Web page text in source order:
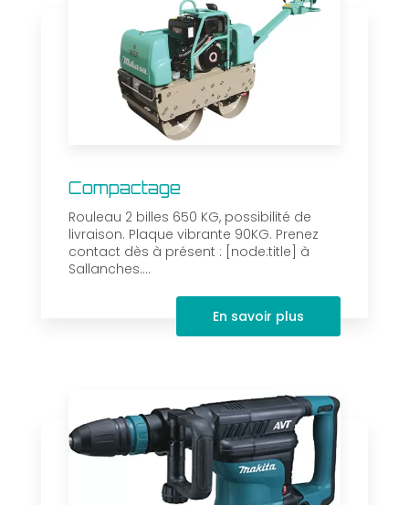
Compactage
Rouleau 2 billes 650 KG, possibilité de
livraison. Plaque vibrante 90KG. Prenez
contact dès à présent : [node:title] à
Sallanches....
En savoir plus